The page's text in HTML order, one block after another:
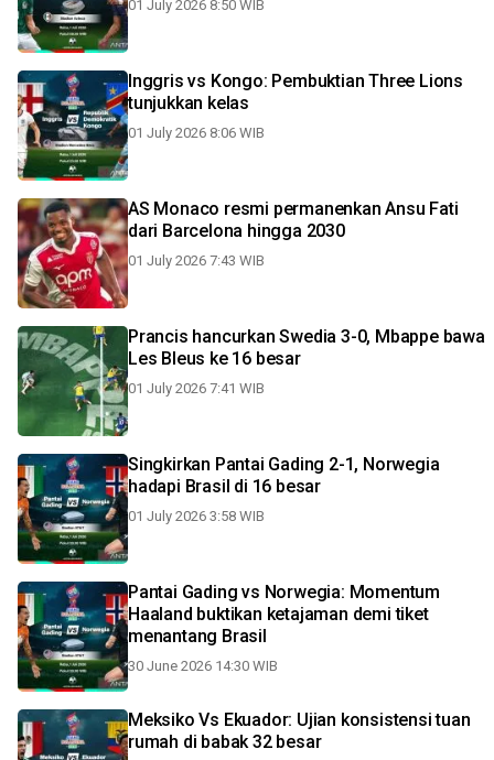
01 July 2026 8:50 WIB
Inggris vs Kongo: Pembuktian Three Lions
tunjukkan kelas
01 July 2026 8:06 WIB
AS Monaco resmi permanenkan Ansu Fati
dari Barcelona hingga 2030
01 July 2026 7:43 WIB
Prancis hancurkan Swedia 3-0, Mbappe bawa
Les Bleus ke 16 besar
01 July 2026 7:41 WIB
Singkirkan Pantai Gading 2-1, Norwegia
hadapi Brasil di 16 besar
01 July 2026 3:58 WIB
Pantai Gading vs Norwegia: Momentum
Haaland buktikan ketajaman demi tiket
menantang Brasil
30 June 2026 14:30 WIB
Meksiko Vs Ekuador: Ujian konsistensi tuan
rumah di babak 32 besar